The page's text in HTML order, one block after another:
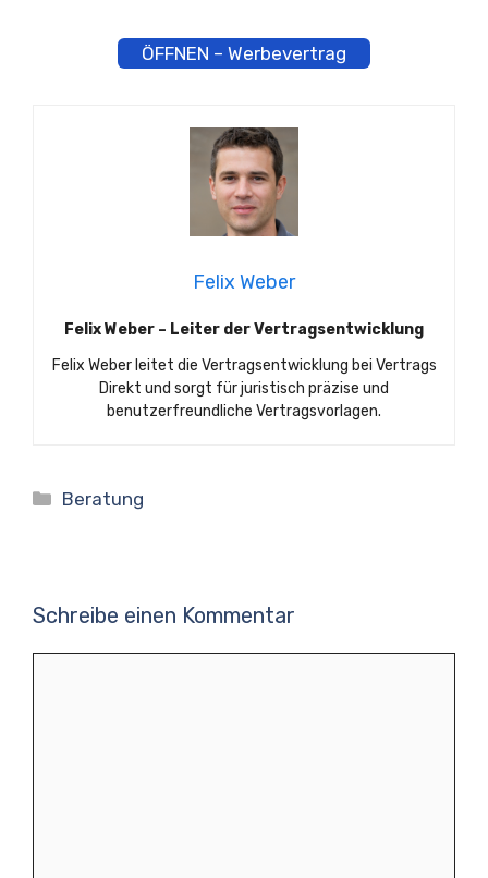
ÖFFNEN – Werbevertrag
Felix Weber
Felix Weber – Leiter der Vertragsentwicklung
Felix Weber leitet die Vertragsentwicklung bei Vertrags
Direkt und sorgt für juristisch präzise und
benutzerfreundliche Vertragsvorlagen.
Kategorien
Beratung
Schreibe einen Kommentar